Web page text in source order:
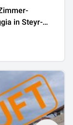
in Steyr-